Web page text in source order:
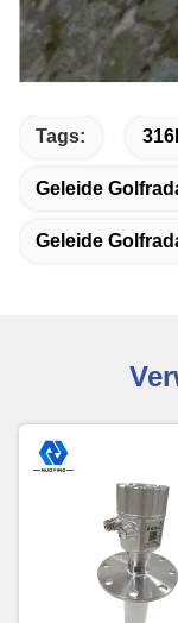
Tags:
Geleide
Geleide